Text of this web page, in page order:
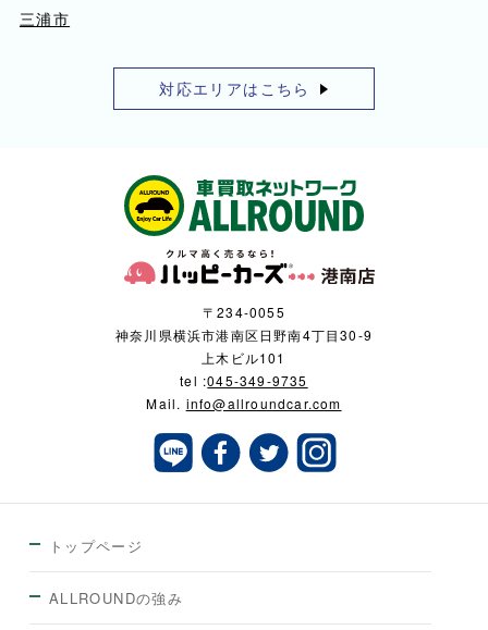
三浦市
対応エリアはこちら
〒234-0055
神奈川県横浜市港南区日野南4丁目30-9
上木ビル101
tel :045-349-9735
Mail. info@allroundcar.com
トップページ
ALLROUNDの強み